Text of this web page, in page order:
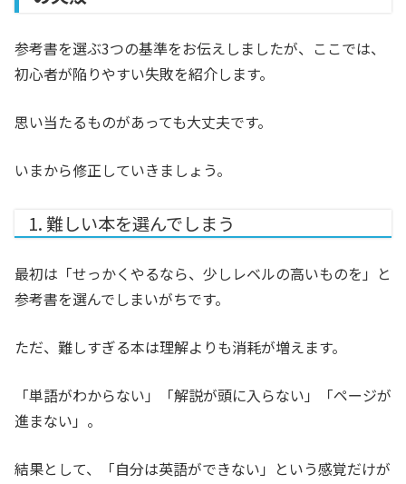
参考書を選ぶ3つの基準をお伝えしましたが、ここでは、
初心者が陥りやすい失敗を紹介します。
思い当たるものがあっても大丈夫です。
いまから修正していきましょう。
1. 難しい本を選んでしまう
最初は「せっかくやるなら、少しレベルの高いものを」と
参考書を選んでしまいがちです。
ただ、難しすぎる本は理解よりも消耗が増えます。
「単語がわからない」「解説が頭に入らない」「ページが
進まない」。
結果として、「自分は英語ができない」という感覚だけが